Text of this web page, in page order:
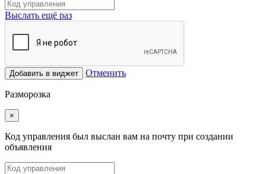
Выслать ещё раз
Добавить в виджет Отменить
Разморозка
×
Код управления был выслан вам на почту при создании
объявления